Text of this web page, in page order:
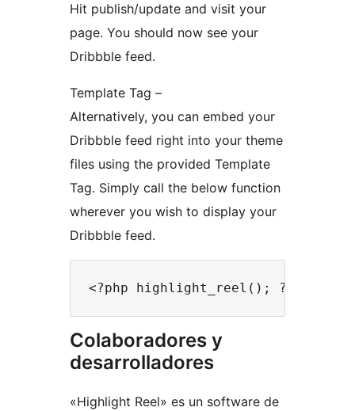
Hit publish/update and visit your
page. You should now see your
Dribbble feed.
Template Tag –
Alternatively, you can embed your
Dribbble feed right into your theme
files using the provided Template
Tag. Simply call the below function
wherever you wish to display your
Dribbble feed.
Colaboradores y
desarrolladores
«Highlight Reel» es un software de